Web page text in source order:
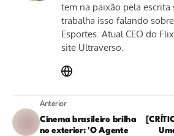
tem na paixão pela escrita
trabalha isso falando
Esportes. Atual CEO do
site Ultraverso.
Anterior
Cinema brasileiro brilha
no exterior: 'O Agente